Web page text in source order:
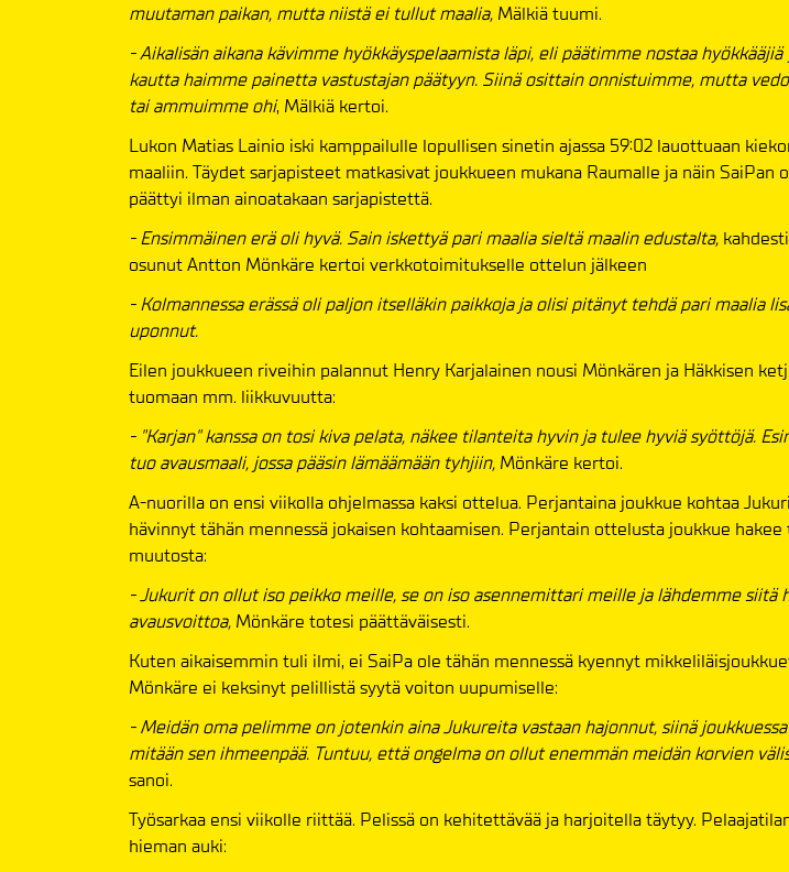
muutaman paikan, mutta niistä ei tullut maalia, Mälkiä tuumi.
- Aikalisän aikana kävimme hyökkäyspelaamista läpi, eli päätimme nostaa
kautta haimme painetta vastustajan päätyyn. Siinä osittain onnistuimme, mutta
tai ammuimme ohi, Mälkiä kertoi.
Lukon Matias Lainio iski kamppailulle lopullisen sinetin ajassa 59:02 lauottuaan
maaliin. Täydet sarjapisteet matkasivat joukkueen mukana Raumalle ja näin SaiPan
päättyi ilman ainoatakaan sarjapistettä.
- Ensimmäinen erä oli hyvä. Sain iskettyä pari maalia sieltä maalin edustalta,
osunut Antton Mönkäre kertoi verkkotoimitukselle ottelun jälkeen
- Kolmannessa erässä oli paljon itselläkin paikkoja ja olisi pitänyt tehdä pari maalia
uponnut.
Eilen joukkueen riveihin palannut Henry Karjalainen nousi Mönkären ja Häkkisen
tuomaan mm. liikkuvuutta:
- "Karjan" kanssa on tosi kiva pelata, näkee tilanteita hyvin ja tulee hyviä syöttöjä.
tuo avausmaali, jossa pääsin lämäämään tyhjiin, Mönkäre kertoi.
A-nuorilla on ensi viikolla ohjelmassa kaksi ottelua. Perjantaina joukkue kohtaa
hävinnyt tähän mennessä jokaisen kohtaamisen. Perjantain ottelusta joukkue hakee
muutosta:
- Jukurit on ollut iso peikko meille, se on iso asennemittari meille ja lähdemme siitä
avausvoittoa, Mönkäre totesi päättäväisesti.
Kuten aikaisemmin tuli ilmi, ei SaiPa ole tähän mennessä kyennyt
Mönkäre ei keksinyt pelillistä syytä voiton uupumiselle:
- Meidän oma pelimme on jotenkin aina Jukureita vastaan hajonnut, siinä
mitään sen ihmeenpää. Tuntuu, että ongelma on ollut enemmän meidän korvien
sanoi.
Työsarkaa ensi viikolle riittää. Pelissä on kehitettävää ja harjoitella täytyy.
hieman auki: